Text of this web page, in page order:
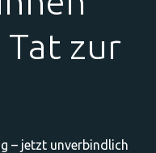
zur
– jetzt unverbindlich